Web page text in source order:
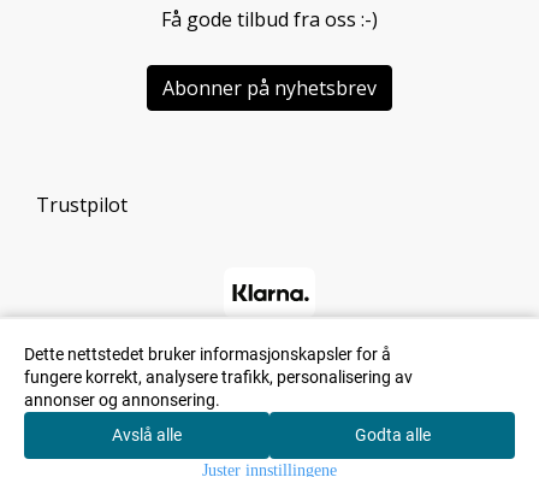
Dette nettstedet bruker informasjonskapsler for å
fungere korrekt, analysere trafikk, personalisering av
annonser og annonsering.
Avslå alle
Godta alle
Juster innstillingene
Få gode tilbud fra oss :-)
Abonner på nyhetsbrev
Trustpilot